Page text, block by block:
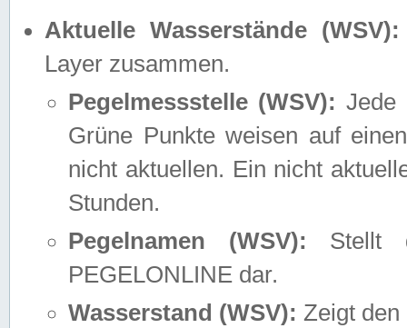
Aktuelle Wasserstände (WSV):
Layer zusammen.
Pegelmessstelle (WSV): Jede
Grüne Punkte weisen auf
nicht aktuellen. Ein nicht
Stunden.
Pegelnamen (WSV): Stellt
PEGELONLINE dar.
Wasserstand (WSV): Zeigt den